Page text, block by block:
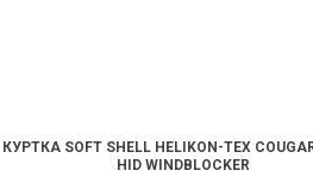
КУРТКА SOFT SHELL HELIKON-TEX
HID WINDBLOCKER